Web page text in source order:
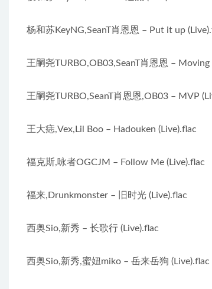
杨和苏KeyNG,SeanT肖恩恩 – Put it up
王嗣尧TURBO,OB03,SeanT肖恩恩 – Moving
王嗣尧TURBO,SeanT肖恩恩,OB03 – MVP
王大痣,Vex,Lil Boo – Hadouken (Live).flac
福克斯,咏者OGCJM – Follow Me (Live).flac
福来,Drunkmonster – 旧时光 (Live).flac
西奥Sio,新秀 – 长歌行 (Live).flac
西奥Sio,新秀,蜜妞miko – 岳来岳狗 (Live).flac